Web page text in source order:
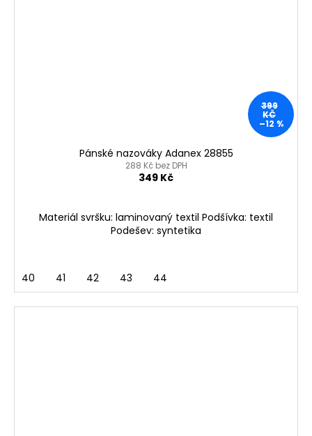
399
KČ
–12 %
Pánské nazováky Adanex 28855
288 Kč bez DPH
349 Kč
Materiál svršku: laminovaný textil Podšívka: textil
Podešev: syntetika
40 41 42 43 44